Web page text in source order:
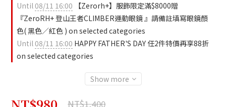
Until08/11 16:00 【Zerorh+】服飾限定滿$8000贈
『ZeroRH+ 登山王者CLIMBER運動眼鏡 』請備註填寫眼鏡顏
色( 黑色／紅色 ) on selected categories
Until08/11 16:00 HAPPY FATHER'S DAY 任2件特價再享88折
on selected categories
Show more
NT$1,400